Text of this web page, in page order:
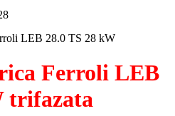
LEB 28.0 TS 28 kW
Ferroli LEB
trifazata